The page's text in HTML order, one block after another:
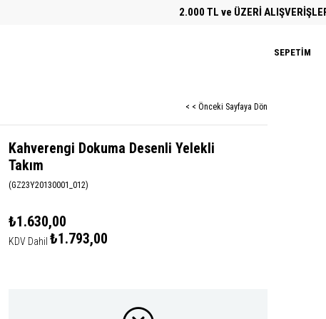
2.000 TL ve ÜZERİ ALIŞVERİŞLERDE
SEPETIM
< < Önceki Sayfaya Dön
Kahverengi Dokuma Desenli Yelekli
Takım
(GZ23Y20130001_012)
₺1.630,00
KDV Dahil ₺1.793,00